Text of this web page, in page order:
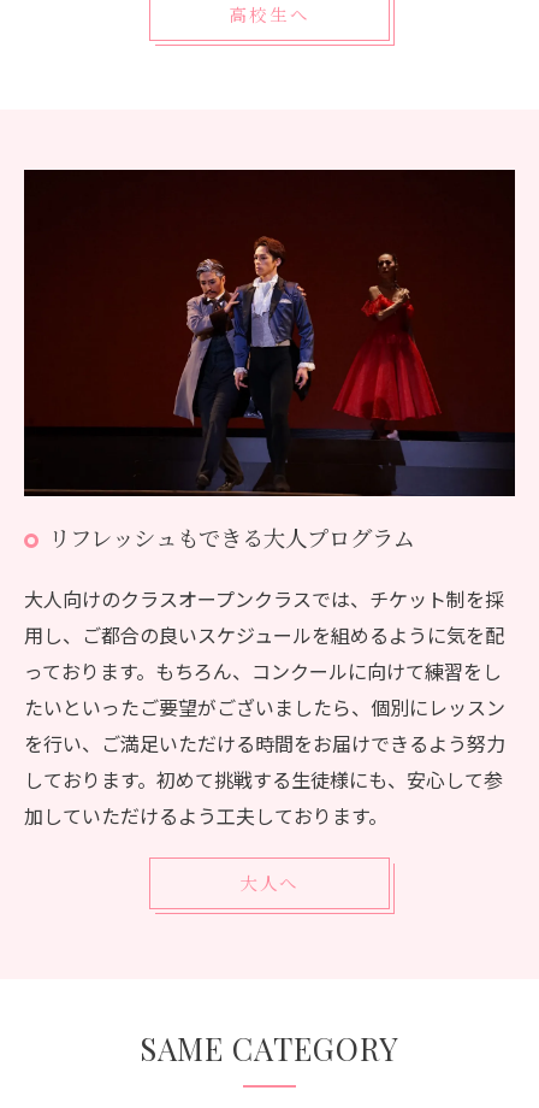
高校生へ
リフレッシュもできる大人プログラム
大人向けのクラスオープンクラスでは、チケット制を採
用し、ご都合の良いスケジュールを組めるように気を配
っております。もちろん、コンクールに向けて練習をし
たいといったご要望がございましたら、個別にレッスン
を行い、ご満足いただける時間をお届けできるよう努力
しております。初めて挑戦する生徒様にも、安心して参
加していただけるよう工夫しております。
大人へ
SAME CATEGORY